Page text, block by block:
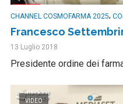
CHANNEL COSMOFARMA 2025,
Francesco
13 Luglio 2018
Presidente ordine dei
VIDEO